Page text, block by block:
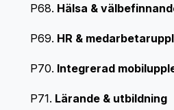
P68. Hälsa &
P69. HR &
P70. Integrerad
P71. Lärande & utbildning